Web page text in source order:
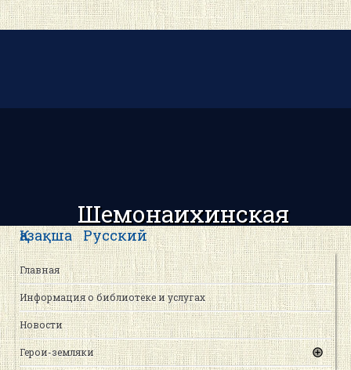
Шемонаихинская
центральная районная
библиотека
Қазақша Русский
Главная
Информация о библиотеке и услугах
Новости
Герои-земляки